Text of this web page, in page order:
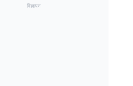
विज्ञापन